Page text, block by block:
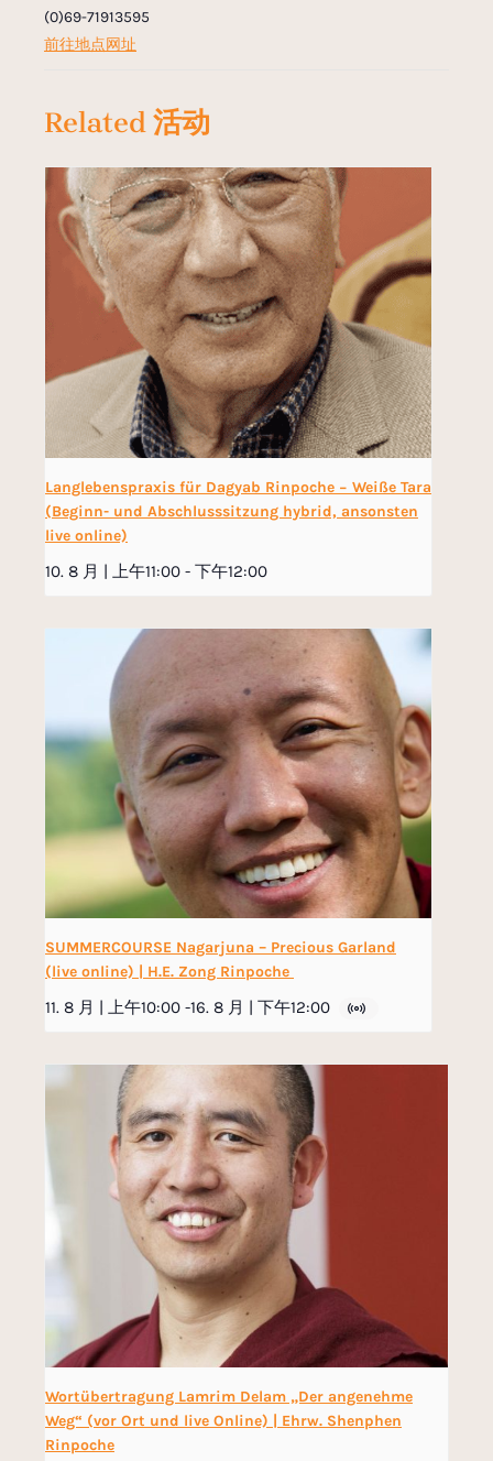
(0)69-71913595
前往地点网址
Related 活动
Langlebenspraxis für Dagyab Rinpoche − Weiße Tara
(Beginn- und Abschlusssitzung hybrid, ansonsten
live online)
10. 8 月 | 上午11:00 - 下午12:00
SUMMERCOURSE Nagarjuna – Precious Garland
(live online) | H.E. Zong Rinpoche
11. 8 月 | 上午10:00 -16. 8 月 | 下午12:00
Wortübertragung Lamrim Delam „Der angenehme
Weg“ (vor Ort und live Online) | Ehrw. Shenphen
Rinpoche